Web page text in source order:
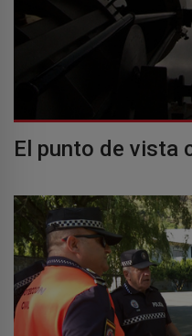
El punto de vista